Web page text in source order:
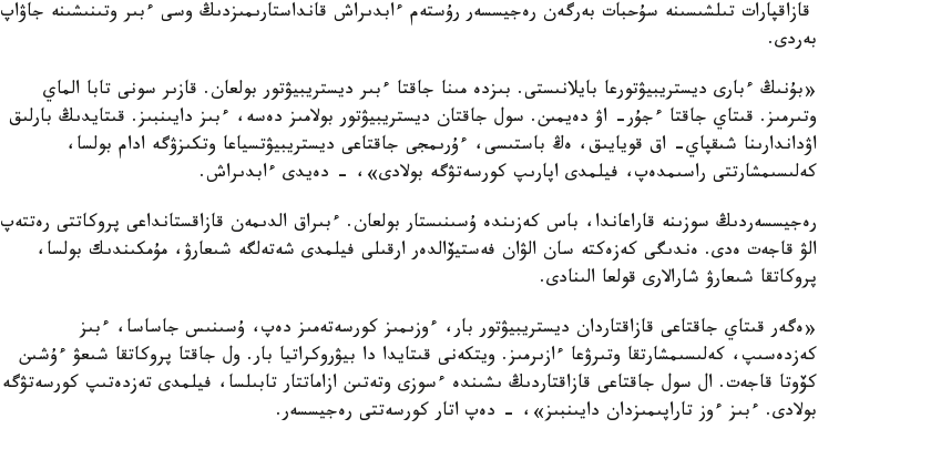
قازاقپارات تىلشىسىنە سۇحبات بەرگەن رەجيسسەر رۇستەم ءابدىراش قانداستارىمىزدىڭ وسى ءبىر وتىنىشىنە جاۋاپ
بەردى.
«بۇنىڭ ءبارى ديستريبيۋتورعا بايلانىستى. بىزدە مىنا جاقتا ءبىر ديستريبيۋتور بولعان. قازىر سونى تابا الماي
وتىرمىز. قىتاي جاقتا ءجۇر- اۋ دەيمىن. سول جاقتان ديستريبيۋتور بولامىز دەسە، ءبىز دايىنبىز. قىتايدىڭ بارلىق
اۋداندارىنا شىقپاي- اق قويايىق، ەڭ باستىسى، ءۇرىمجى جاقتاعى ديستريبيۋتسياعا وتكىزۋگە ادام بولسا،
كەلىسىمشارتتى راسىمدەپ، فيلمدى اپارىپ كورسەتۋگە بولادى»، - دەيدى ءابدىراش.
رەجيسسەردىڭ سوزىنە قاراعاندا، باس كەزىندە ۇسىنىستار بولعان. ءبىراق الدىمەن قازاقستانداعى پروكاتتى رەتتەپ
الۋ قاجەت ەدى. ەندىگى كەزەكتە سان الۋان فەستيۆالدەر ارقىلى فيلمدى شەتەلگە شىعارۋ، مۇمكىندىك بولسا،
پروكاتقا شىعارۋ شارالارى قولعا الىنادى.
«ەگەر قىتاي جاقتاعى قازاقتاردان ديستريبيۋتور بار، ءوزىمىز كورسەتەمىز دەپ، ۇسىنىس جاساسا، ءبىز
كەزدەسىپ، كەلىسىمشارتقا وتىرۋعا ءازىرمىز. ويتكەنى قىتايدا دا بيۋروكراتيا بار. ول جاقتا پروكاتقا شىعۋ ءۇشىن
كۆوتا قاجەت. ال سول جاقتاعى قازاقتاردىڭ ىشىندە ءسوزى وتەتىن ازاماتتار تابىلسا، فيلمدى تەزدەتىپ كورسەتۋگە
بولادى. ءبىز ءوز تاراپىمىزدان دايىنبىز»، - دەپ اتار كورسەتتى رەجيسسەر.